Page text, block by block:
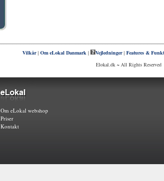
Vilkår| Om eLokal Danmark | Vejledninger| Features &
Elokal.dk ~ All Rights Reserved
Om eLokal webshop
Priser
Kontakt